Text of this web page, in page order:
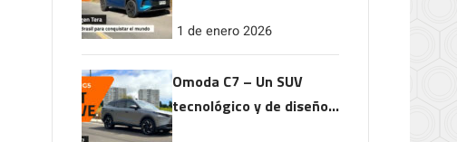
1 de enero 2026
Omoda C7 – Un SUV
tecnológico y de diseño